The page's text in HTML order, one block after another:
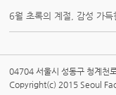
6월 초록의 계절, 감성 가
04704 서울시 성동구 청계천
Copyright(c) 2015 Seoul